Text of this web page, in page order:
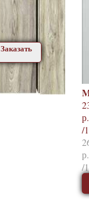
Заказать
р.
/
р.
/